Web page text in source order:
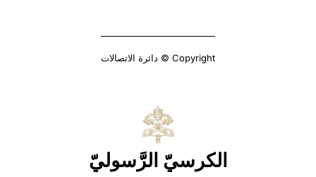
Copyright © دائرة الاتصالات
الكرسيّ الرَّسوليّ